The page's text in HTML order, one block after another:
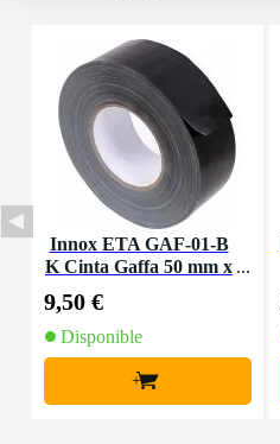
Innox ETA GAF-01-B
K Cinta Gaffa 50 mm x
9,50 €
Disponible
+